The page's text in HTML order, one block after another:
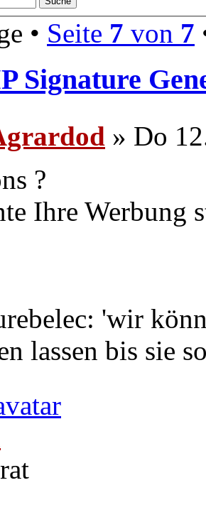
• Seite 7 von 7
Signature
» Do
?
Ihre Werbung
'wir
lassen bis sie